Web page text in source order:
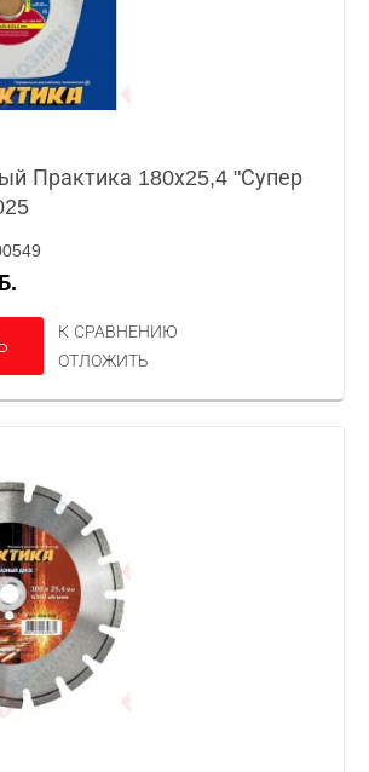
Практика 180х25,4 "Супер
К СРАВНЕНИЮ
ОТЛОЖИТЬ